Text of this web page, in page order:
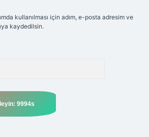
kullanılması için adım, e-posta adresim ve
kaydedilsin.